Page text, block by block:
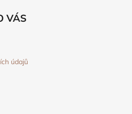
VÁS
údajů